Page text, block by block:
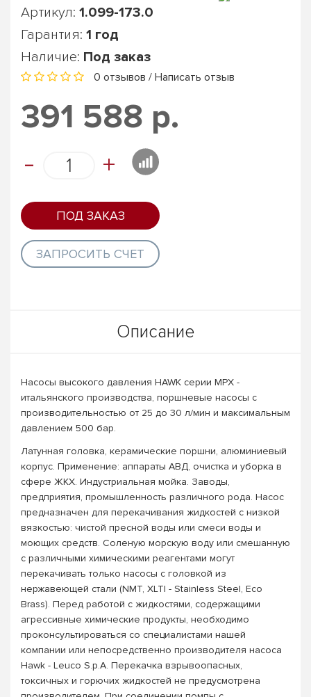
Артикул: 1.099-173.0
Гарантия: 1 год
Наличие: Под заказ
0 отзывов / Написать отзыв
391 588 р.
- +
ПОД ЗАКАЗ
ЗАПРОСИТЬ СЧЕТ
Описание
Насосы высокого давления HAWK серии MPX -
итальянского производства, поршневые насосы с
производительностью от 25 до 30 л/мин и максимальным
давлением 500 бар.
Латунная головка, керамические поршни, алюминиевый
корпус. Применение: аппараты АВД, очистка и уборка в
сфере ЖКХ. Индустриальная мойка. Заводы,
предприятия, промышленность различного рода. Насос
предназначен для перекачивания жидкостей с низкой
вязкостью: чистой пресной воды или смеси воды и
моющих средств. Соленую морскую воду или смешанную
с различными химическими реагентами могут
перекачивать только насосы с головкой из
нержавеющей стали (NMT, XLTI - Stainless Steel, Eco
Brass). Перед работой с жидкостями, содержащими
агрессивные химические продукты, необходимо
проконсультироваться со специалистами нашей
компании или непосредственно производителя насоса
Hawk - Leuco S.p.A. Перекачка взрывоопасных,
токсичных и горючих жидкостей не предусмотрена